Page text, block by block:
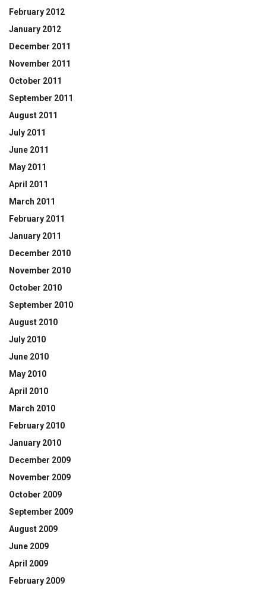
February 2012
January 2012
December 2011
November 2011
October 2011
September 2011
August 2011
July 2011
June 2011
May 2011
April 2011
March 2011
February 2011
January 2011
December 2010
November 2010
October 2010
September 2010
August 2010
July 2010
June 2010
May 2010
April 2010
March 2010
February 2010
January 2010
December 2009
November 2009
October 2009
September 2009
August 2009
June 2009
April 2009
February 2009